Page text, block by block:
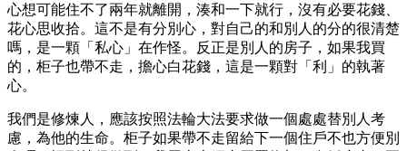
心想可能住不了兩年就離開，湊和一下就行，沒有必要花錢、
花心思收拾。這不是有分別心，對自己的和別人的分的很清楚
嗎，是一顆「私心」在作怪。反正是別人的房子，如果我買
的，柜子也帶不走，擔心白花錢，這是一顆對「利」的執著
心。
我們是修煉人，應該按照法輪大法要求做一個處處替別人考
慮，為他的生命。柜子如果帶不走留給下一個住戶不也方便別